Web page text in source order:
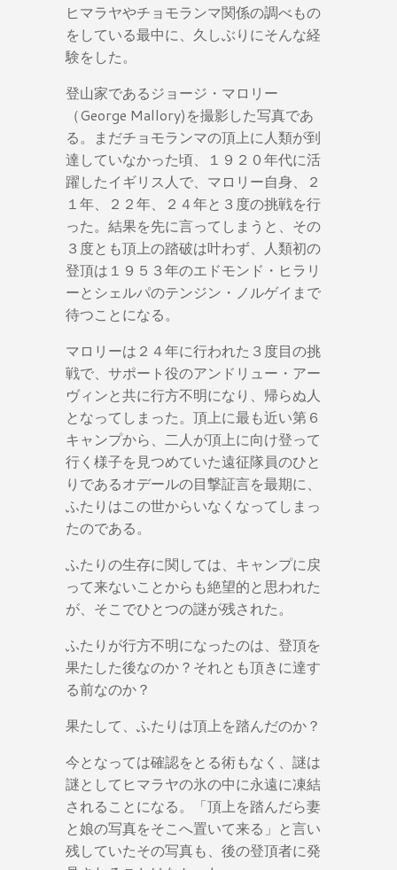
ヒマラヤやチョモランマ関係の調べもの
をしている最中に、久しぶりにそんな経
験をした。
登山家であるジョージ・マロリー
（George Mallory)を撮影した写真であ
る。まだチョモランマの頂上に人類が到
達していなかった頃、１９２０年代に活
躍したイギリス人で、マロリー自身、２
１年、２２年、２４年と３度の挑戦を行
った。結果を先に言ってしまうと、その
３度とも頂上の踏破は叶わず、人類初の
登頂は１９５３年のエドモンド・ヒラリ
ーとシェルパのテンジン・ノルゲイまで
待つことになる。
マロリーは２４年に行われた３度目の挑
戦で、サポート役のアンドリュー・アー
ヴィンと共に行方不明になり、帰らぬ人
となってしまった。頂上に最も近い第６
キャンプから、二人が頂上に向け登って
行く様子を見つめていた遠征隊員のひと
りであるオデールの目撃証言を最期に、
ふたりはこの世からいなくなってしまっ
たのである。
ふたりの生存に関しては、キャンプに戻
って来ないことからも絶望的と思われた
が、そこでひとつの謎が残された。
ふたりが行方不明になったのは、登頂を
果たした後なのか？それとも頂きに達す
る前なのか？
果たして、ふたりは頂上を踏んだのか？
今となっては確認をとる術もなく、謎は
謎としてヒマラヤの氷の中に永遠に凍結
されることになる。「頂上を踏んだら妻
と娘の写真をそこへ置いて来る」と言い
残していたその写真も、後の登頂者に発